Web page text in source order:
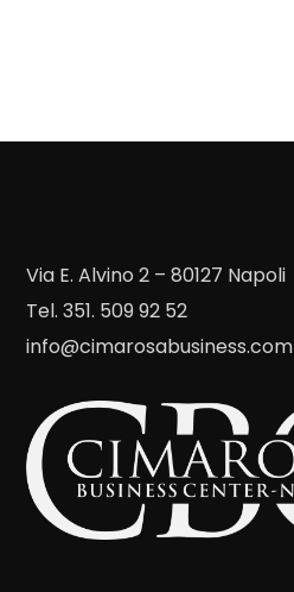
Via E. Alvino 2 – 80127 Napoli
Tel. 351. 509 92 52
info@cimarosabusiness.com